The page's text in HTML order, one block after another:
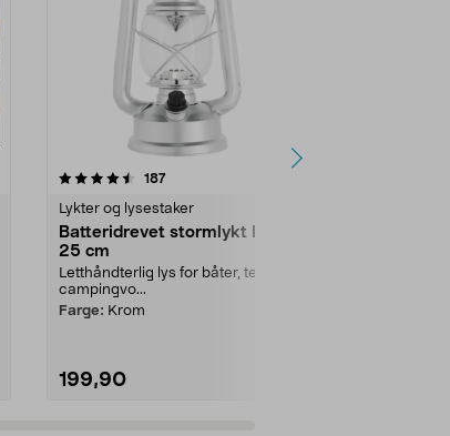
187anmeldelser
Lykter og lysestaker
Batteridrevet stormlykt LED,
25 cm
Letthåndterlig lys for båter, telt,
campingvo...
Farge: Krom
199,90
0.0 av 5 stjerner